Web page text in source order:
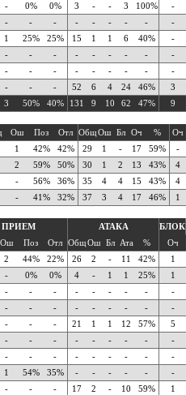
- 0% 0% 3 - - 3 100% -
- - - - - - - - -
1 25% 25% 15 1 1 6 40% -
- - - - - - - - -
- - - - - - - - -
- - - 52 6 4 24 46% 3
3 50% 40% 131 9 10 62 47% 9
Ош Поз Отл ОбщОш Бл Оч % Оч
1 42% 42% 29 1 - 17 59% -
2 59% 50% 30 1 2 13 43% 4
- 56% 36% 35 4 4 15 43% 4
- 41% 32% 37 3 4 17 46% 1
ПРИЕМ АТАКА
БЛОК
Ош Поз Отл ОбщОш Бл Ата % Оч
2 44% 22% 26 2 - 11 42% 1
- 0% 0% 4 - 1 1 25% 1
- - - - - - - - -
- - - - - - - - -
- - - 21 1 1 12 57% 5
- - - - - - - - -
- - - - - - - - -
1 54% 35% - - - - - -
- - - 17 2 - 10 59% 1